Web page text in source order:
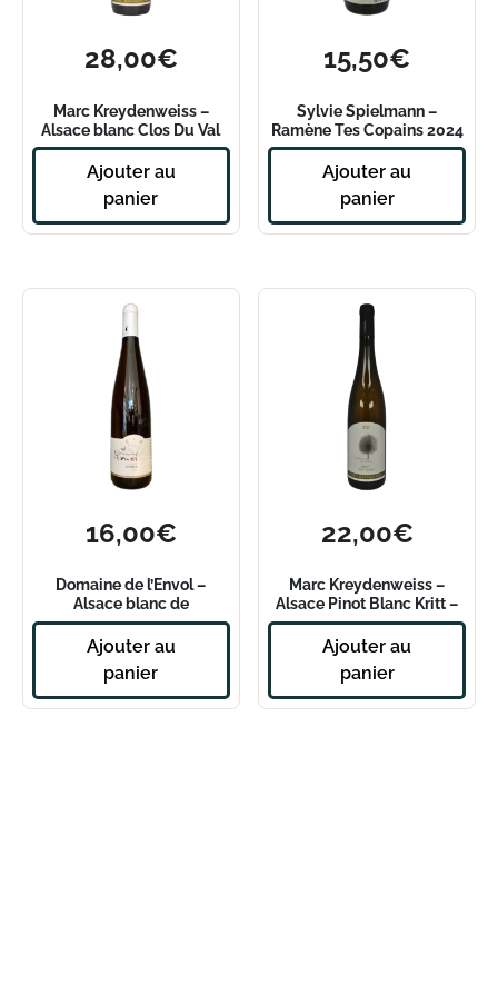
28,00€
Marc Kreydenweiss –
Alsace blanc Clos Du Val
d’Eleon – 2022
Ajouter au
panier
15,50€
Sylvie Spielmann –
Ramène Tes Copains 2024
– 1L
Ajouter au
panier
16,00€
Domaine de l’Envol –
Alsace blanc de
macération – Evidence
2020
Ajouter au
panier
22,00€
Marc Kreydenweiss –
Alsace Pinot Blanc Kritt –
2023
Ajouter au
panier